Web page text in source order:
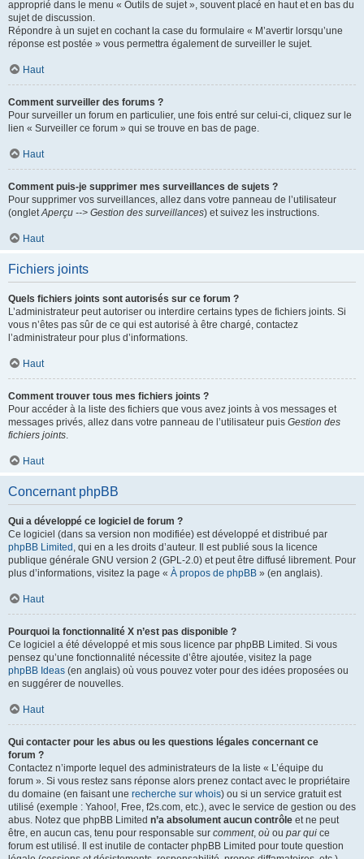
approprié dans le menu « Outils de sujet », souvent placé en haut et en bas du
sujet de discussion.
Répondre à un sujet en cochant la case du formulaire « M’avertir lorsqu’une
réponse est postée » vous permettra également de surveiller le sujet.
Haut
Comment surveiller des forums ?
Pour surveiller un forum en particulier, une fois entré sur celui-ci, cliquez sur le
lien « Surveiller ce forum » qui se trouve en bas de page.
Haut
Comment puis-je supprimer mes surveillances de sujets ?
Pour supprimer vos surveillances, allez dans votre panneau de l’utilisateur
(ongletAperçu --> Gestion des surveillances) et suivez les instructions.
Haut
Fichiers joints
Quels fichiers joints sont autorisés sur ce forum ?
L’administrateur peut autoriser ou interdire certains types de fichiers joints. Si
vous n’êtes pas sûr de ce qui est autorisé à être chargé, contactez
l’administrateur pour plus d’informations.
Haut
Comment trouver tous mes fichiers joints ?
Pour accéder à la liste des fichiers que vous avez joints à vos messages et
messages privés, allez dans votre panneau de l’utilisateur puis Gestion des
fichiers joints.
Haut
Concernant phpBB
Qui a développé ce logiciel de forum ?
Ce logiciel (dans sa version non modifiée) est développé et distribué par
phpBB Limited , qui en a les droits d’auteur. Il est publié sous la licence
publique générale GNU version 2 (GPL-2.0) et peut être diffusé librement. Pour
plus d’informations, visitez la page « À propos de phpBB » (en anglais).
Haut
Pourquoi la fonctionnalité X n’est pas disponible ?
Ce logiciel a été développé et mis sous licence par phpBB Limited. Si vous
pensez qu’une fonctionnalité nécessite d’être ajoutée, visitez la page
phpBB Ideas (en anglais) où vous pouvez voter pour des idées proposées ou
en suggérer de nouvelles.
Haut
Qui contacter pour les abus ou les questions légales concernant ce
forum ?
Contactez n’importe lequel des administrateurs de la liste « L’équipe du
forum ». Si vous restez sans réponse alors prenez contact avec le propriétaire
du domaine (en faisant une recherche sur whois) ou si un service gratuit est
utilisé (exemple : Yahoo!, Free, f2s.com, etc.), avec le service de gestion ou des
abus. Notez que phpBB Limited n’a absolument aucun contrôle et ne peut
être, en aucun cas, tenu pour responsable sur comment, où ou par qui ce
forum est utilisé. Il est inutile de contacter phpBB Limited pour toute question